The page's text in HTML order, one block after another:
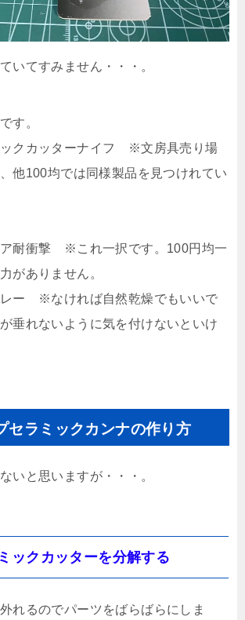
いてすみません・・・。
す。
ックカッターナイフ ※文房具売り場
他100均では同様製品を見つけれてい
ア耐衝撃 ※これ一択です。100円均一
がありません。
レー ※なければ自然乾燥でもいいで
垂れないように気を付けないといけ
セラミックカンナの作り方
いと思いますが・・・。
ックカッターを分解する
れるのでパーツをばらばらにしま